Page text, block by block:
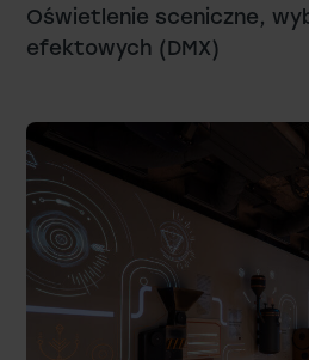
Oświetlenie sceniczne,
efektowych (DMX)